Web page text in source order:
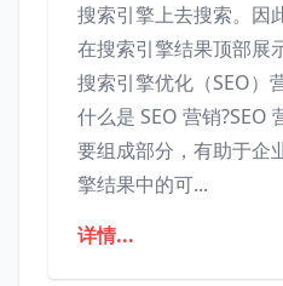
搜索引擎上去搜索。因
在搜索引擎结果顶部展
搜索引擎优化（SEO）
什么是 SEO 营销?SEO
要组成部分，有助于企
擎结果中的可...
详情...